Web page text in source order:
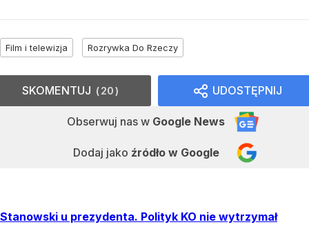
Film i telewizja Rozrywka Do Rzeczy
UDOSTĘPNIJ
Obserwuj nas w Google News
Dodaj jako źródło w Google
SKOMENTUJ 20
Stanowski u prezydenta. Polityk KO nie wytrzymał